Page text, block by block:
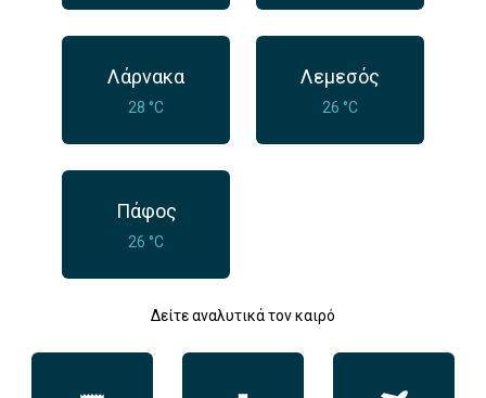
Λάρνακα
28 °C
Λεμεσός
26 °C
Πάφος
26 °C
Δείτε αναλυτικά τον καιρό